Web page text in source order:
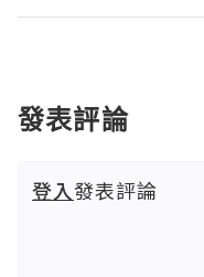
發表評論
登入發表評論